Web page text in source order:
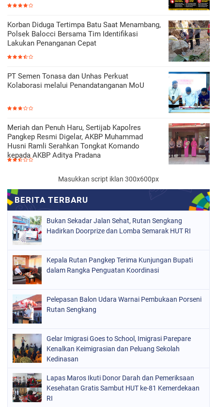
Korban Diduga Tertimpa Batu Saat Menambang,
Polsek Balocci Bersama Tim Identifikasi
Lakukan Penanganan Cepat
PT Semen Tonasa dan Unhas Perkuat
Kolaborasi melalui Penandatanganan MoU
Meriah dan Penuh Haru, Sertijab Kapolres
Pangkep Resmi Digelar, AKBP Muhammad
Husni Ramli Serahkan Tongkat Komando
kepada AKBP Aditya Pradana
Masukkan script iklan 300x600px
Bukan Sekadar Jalan Sehat, Rutan Sengkang
Hadirkan Doorprize dan Lomba Semarak HUT RI
Kepala Rutan Pangkep Terima Kunjungan Bupati
dalam Rangka Penguatan Koordinasi
Pelepasan Balon Udara Warnai Pembukaan Porseni
Rutan Sengkang
Gelar Imigrasi Goes to School, Imigrasi Parepare
Kenalkan Keimigrasian dan Peluang Sekolah
Kedinasan
Lapas Maros Ikuti Donor Darah dan Pemeriksaan
Kesehatan Gratis Sambut HUT ke-81 Kemerdekaan
RI